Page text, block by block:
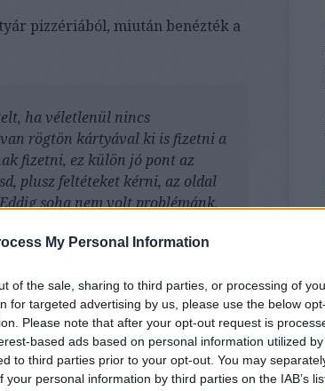
My Personal Information
of the sale, sharing to third parties, or processing of
for targeted advertising by us, please use the below
Please note that after your opt-out request is
based ads based on personal information utilized
to third parties prior to your opt-out. You may
your personal information by third parties on the IAB’s
pizzériából, miután benézték a
ha véletlenül nincs
rögtön kártyával ki is fizetni a
fizetni, ez külön jó pont az
plusz feltéteket kérni, az oldal
soha nem volt problémánk,
pizzéria az egyik kedvenc
estén is leültem, klikkeltem
és hagymával, kifizettem, és
soha nem kérnek borravalót,
minden, és mennek is, kb 0,7
leültünk... és jött a hideg